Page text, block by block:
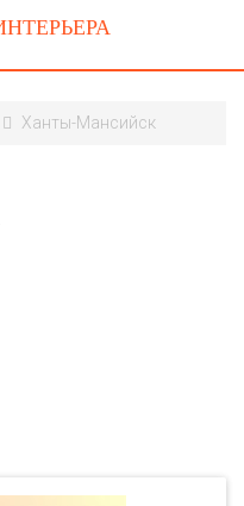
Ханты-Мансийск